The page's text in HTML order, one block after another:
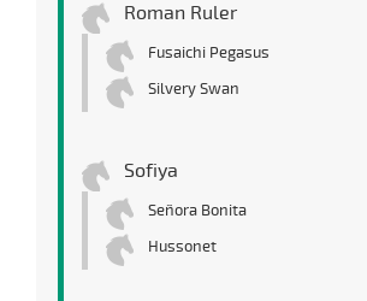
Roman Ruler
Fusaichi Pegasus
Silvery Swan
Sofiya
Señora Bonita
Hussonet